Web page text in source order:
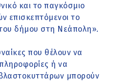
και το παγκόσμιο
επισκεπτόμενοι το
δήμου στη Νεάπολη».
που θέλουν να
ή να
μπορούν